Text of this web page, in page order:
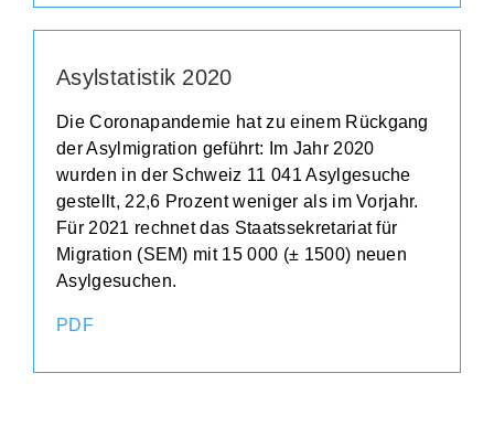
Asylstatistik 2020
Die Coronapandemie hat zu einem Rückgang
der Asylmigration geführt: Im Jahr 2020
wurden in der Schweiz 11 041 Asylgesuche
gestellt, 22,6 Prozent weniger als im Vorjahr.
Für 2021 rechnet das Staatssekretariat für
Migration (SEM) mit 15 000 (± 1500) neuen
Asylgesuchen.
PDF